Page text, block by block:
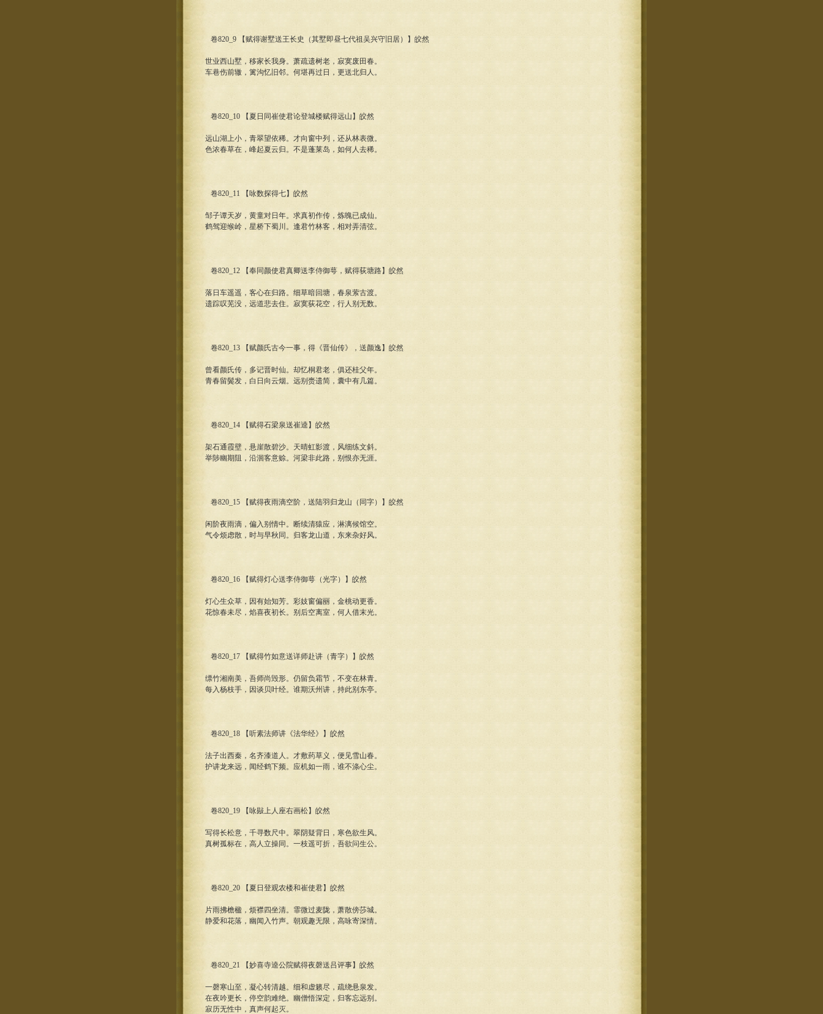
卷820_9 【赋得谢墅送王长史（其墅即昼七代祖吴兴守旧居）】皎然
世业西山墅，移家长我身。萧疏遗树老，寂寞废田春。
车巷伤前辙，篱沟忆旧邻。何堪再过日，更送北归人。
卷820_10 【夏日同崔使君论登城楼赋得远山】皎然
远山湖上小，青翠望依稀。才向窗中列，还从林表微。
色浓春草在，峰起夏云归。不是蓬莱岛，如何人去稀。
卷820_11 【咏数探得七】皎然
邹子谭天岁，黄童对日年。求真初作传，炼魄已成仙。
鹤驾迎缑岭，星桥下蜀川。逢君竹林客，相对弄清弦。
卷820_12 【奉同颜使君真卿送李侍御萼，赋得荻塘路】皎然
落日车遥遥，客心在归路。细草暗回塘，春泉萦古渡。
遗踪叹芜没，远道悲去住。寂寞荻花空，行人别无数。
卷820_13 【赋颜氏古今一事，得《晋仙传》，送颜逸】皎然
曾看颜氏传，多记晋时仙。却忆桐君老，俱还桂父年。
青春留鬓发，白日向云烟。远别赍遗简，囊中有几篇。
卷820_14 【赋得石梁泉送崔逵】皎然
架石通霞壁，悬崖散碧沙。天晴虹影渡，风细练文斜。
举陟幽期阻，沿洄客意赊。河梁非此路，别恨亦无涯。
卷820_15 【赋得夜雨滴空阶，送陆羽归龙山（同字）】皎然
闲阶夜雨滴，偏入别情中。断续清猿应，淋漓候馆空。
气令烦虑散，时与早秋同。归客龙山道，东来杂好风。
卷820_16 【赋得灯心送李侍御萼（光字）】皎然
灯心生众草，因有始知芳。彩妓窗偏丽，金桃动更香。
花惊春未尽，焰喜夜初长。别后空离室，何人借末光。
卷820_17 【赋得竹如意送详师赴讲（青字）】皎然
缥竹湘南美，吾师尚毁形。仍留负霜节，不变在林青。
每入杨枝手，因谈贝叶经。谁期沃州讲，持此别东亭。
卷820_18 【听素法师讲《法华经》】皎然
法子出西秦，名齐漆道人。才敷药草义，便见雪山春。
护讲龙来远，闻经鹤下频。应机如一雨，谁不涤心尘。
卷820_19 【咏敡上人座右画松】皎然
写得长松意，千寻数尺中。翠阴疑背日，寒色欲生风。
真树孤标在，高人立操同。一枝遥可折，吾欲问生公。
卷820_20 【夏日登观农楼和崔使君】皎然
片雨拂檐楹，烦襟四坐清。霏微过麦陇，萧散傍莎城。
静爱和花落，幽闻入竹声。朝观趣无限，高咏寄深情。
卷820_21 【妙喜寺逵公院赋得夜磬送吕评事】皎然
一磬寒山至，凝心转清越。细和虚籁尽，疏绕悬泉发。
在夜吟更长，停空韵难绝。幽僧悟深定，归客忘远别。
寂历无性中，真声何起灭。